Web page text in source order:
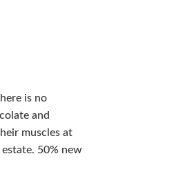
is no
and
muscles at
50% new